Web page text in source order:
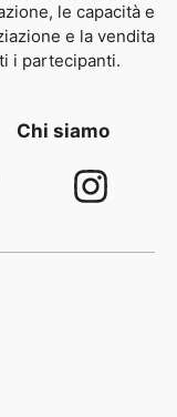
le capacità e
e la vendita
i partecipanti.
Chi siamo